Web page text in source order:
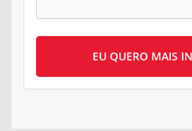
EU QUERO MAIS